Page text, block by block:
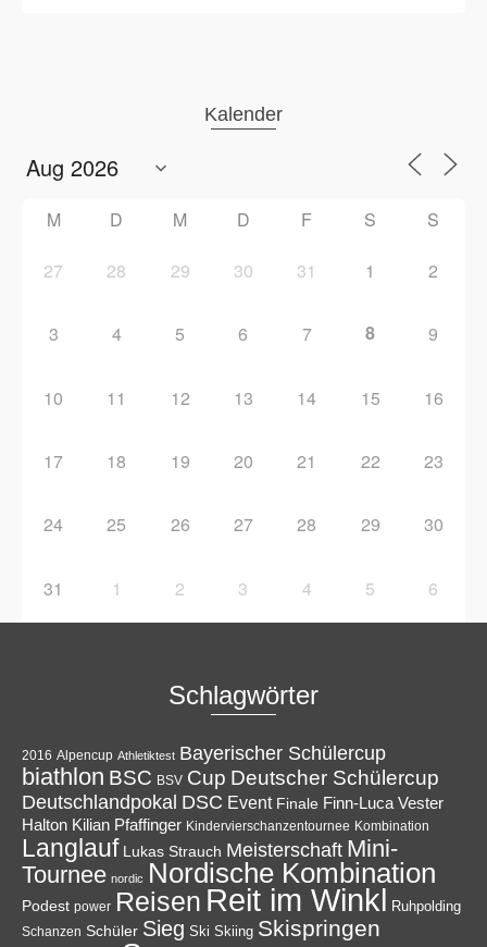
Kalender
M D M D F S S
27 28 29 30 31 1 2
3 4 5 6 7 8 9
10 11 12 13 14 15 16
17 18 19 20 21 22 23
24 25 26 27 28 29 30
31 1 2 3 4 5 6
Schlagwörter
2016 Alpencup Athletiktest Bayerischer Schülercup
biathlon BSC BSV Cup Deutscher Schülercup
Deutschlandpokal DSC Event Finale Finn-Luca Vester
Halton Kilian Pfaffinger Kindervierschanzentournee Kombination
Langlauf Lukas Strauch Meisterschaft Mini-
Tournee nordic Nordische Kombination
Podest power Reisen Reit im Winkl Ruhpolding
Schanzen Schüler Sieg Ski Skiing Skispringen